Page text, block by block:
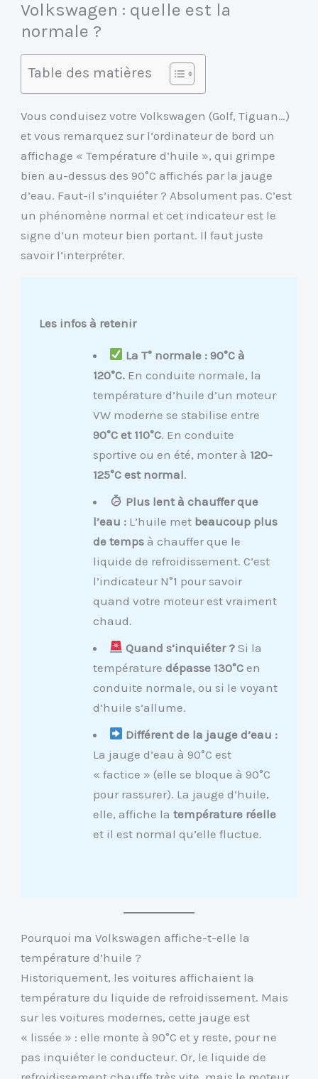
Volkswagen : quelle est la
normale ?
Table des matières
Vous conduisez votre Volkswagen (Golf, Tiguan…)
et vous remarquez sur l’ordinateur de bord un
affichage « Température d’huile », qui grimpe
bien au-dessus des 90°C affichés par la jauge
d’eau. Faut-il s’inquiéter ? Absolument pas. C’est
un phénomène normal et cet indicateur est le
signe d’un moteur bien portant. Il faut juste
savoir l’interpréter.
Les infos à retenir
La T° normale : 90°C à
120°C.En conduite normale, la
température d’huile d’un moteur
VW moderne se stabilise entre
90°C et 110°C. En conduite
sportive ou en été, monter à 120-
125°C est normal.
Plus lent à chauffer que
l’eau :L’huile met beaucoup plus
de tempsà chauffer que le
liquide de refroidissement. C’est
l’indicateur N°1 pour savoir
quand votre moteur est vraiment
chaud.
Quand s’inquiéter ? Si la
température dépasse 130°Cen
conduite normale, ou si le voyant
d’huile s’allume.
Différent de la jauge d’eau :
La jauge d’eau à 90°C est
« factice » (elle se bloque à 90°C
pour rassurer). La jauge d’huile,
elle, affiche la température réelle
et il est normal qu’elle fluctue.
Pourquoi ma Volkswagen affiche-t-elle la
température d’huile ?
Historiquement, les voitures affichaient la
température du liquide de refroidissement. Mais
sur les voitures modernes, cette jauge est
« lissée » : elle monte à 90°C et y reste, pour ne
pas inquiéter le conducteur. Or, le liquide de